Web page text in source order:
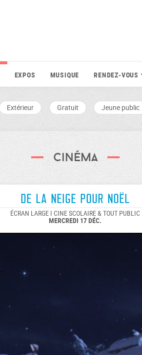
EXPOS MUSIQUE RENDEZ-VOUS
Extérieur Gratuit Jeune public
Cinéma
De la neige pour Noël
ÉCRAN LARGE I CINE SCOLAIRE & TOUT PUBLIC
MERCREDI 17 DÉC.